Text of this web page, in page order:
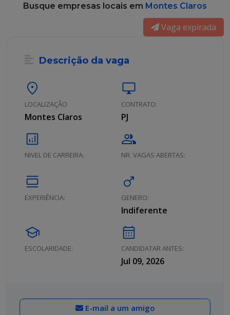
Busque empresas locais em Montes Claros
Vaga expirada
Descrição da vaga
location_on
LOCALIZAÇÃO
Montes Claros
desktop_windows
CONTRATO:
PJ
analytics
NIVEL DE CARREIRA:
group
NR. VAGAS ABERTAS:
calendar_view_day
EXPERIÊNCIA:
male
GENERO:
Indiferente
school
ESCOLARIDADE:
calendar_month
CANDIDATAR ANTES:
Jul 09, 2026
E-mail a um amigo